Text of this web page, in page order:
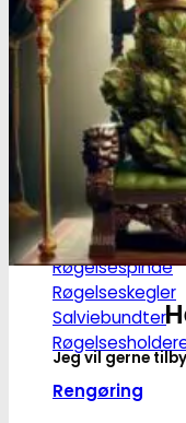
Grindere
2-Parts grindere
3-Parts grindere
4-Parts
5-Parts grindere
Keramiske
Røgelse
Røgelsespinde
Røgelseskegler
Salviebundter
Rengøring
Jeg vil gerne